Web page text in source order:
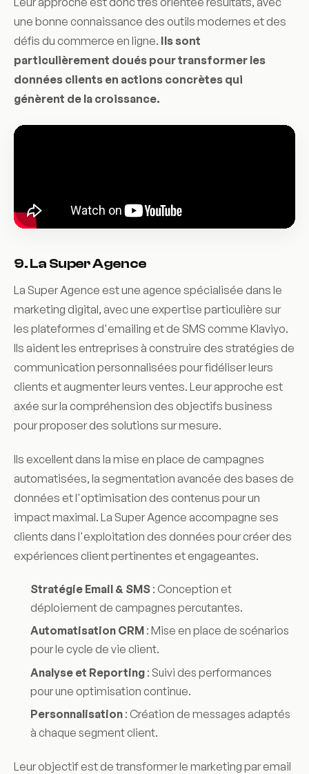
une bonne connaissance des outils modernes et des
défis du commerce en ligne. Ils sont
particulièrement doués pour transformer les
données clients en actions concrètes qui
génèrent de la croissance.
9. La Super Agence
La Super Agence est une agence spécialisée dans le
marketing digital, avec une expertise particulière sur
les plateformes d'emailing et de SMS comme Klaviyo.
Ils aident les entreprises à construire des stratégies de
communication personnalisées pour fidéliser leurs
clients et augmenter leurs ventes. Leur approche est
axée sur la compréhension des objectifs business
pour proposer des solutions sur mesure.
Ils excellent dans la mise en place de campagnes
automatisées, la segmentation avancée des bases de
données et l'optimisation des contenus pour un
impact maximal. La Super Agence accompagne ses
clients dans l'exploitation des données pour créer des
expériences client pertinentes et engageantes.
Stratégie Email & SMS : Conception et
déploiement de campagnes percutantes.
Automatisation CRM : Mise en place de scénarios
pour le cycle de vie client.
Analyse et Reporting : Suivi des performances
pour une optimisation continue.
Personnalisation : Création de messages adaptés
à chaque segment client.
Leur objectif est de transformer le marketing par email